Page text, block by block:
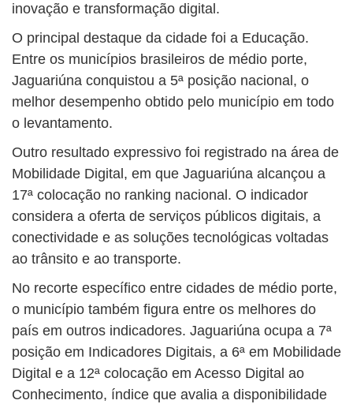
inovação e transformação digital.
O principal destaque da cidade foi a Educação.
Entre os municípios brasileiros de médio porte,
Jaguariúna conquistou a 5ª posição nacional, o
melhor desempenho obtido pelo município em todo
o levantamento.
Outro resultado expressivo foi registrado na área de
Mobilidade Digital, em que Jaguariúna alcançou a
17ª colocação no ranking nacional. O indicador
considera a oferta de serviços públicos digitais, a
conectividade e as soluções tecnológicas voltadas
ao trânsito e ao transporte.
No recorte específico entre cidades de médio porte,
o município também figura entre os melhores do
país em outros indicadores. Jaguariúna ocupa a 7ª
posição em Indicadores Digitais, a 6ª em Mobilidade
Digital e a 12ª colocação em Acesso Digital ao
Conhecimento, índice que avalia a disponibilidade